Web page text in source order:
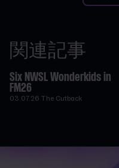
関連記事
Six NWSL Wonderkids in
FM26
03.07.26 The Cutback